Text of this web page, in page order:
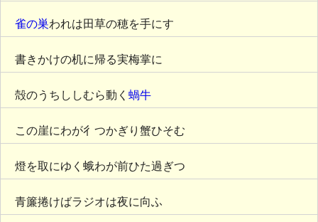
雀の巣われは田草の穂を手にす
書きかけの机に帰る実梅掌に
殻のうちししむら動く 蝸牛
この崖にわが彳つかぎり蟹ひそむ
燈を取にゆく蛾わが前ひた過ぎつ
青簾捲けばラジオは夜に向ふ